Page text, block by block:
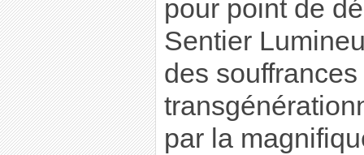
pour point de
Sentier
des souffrances
par la